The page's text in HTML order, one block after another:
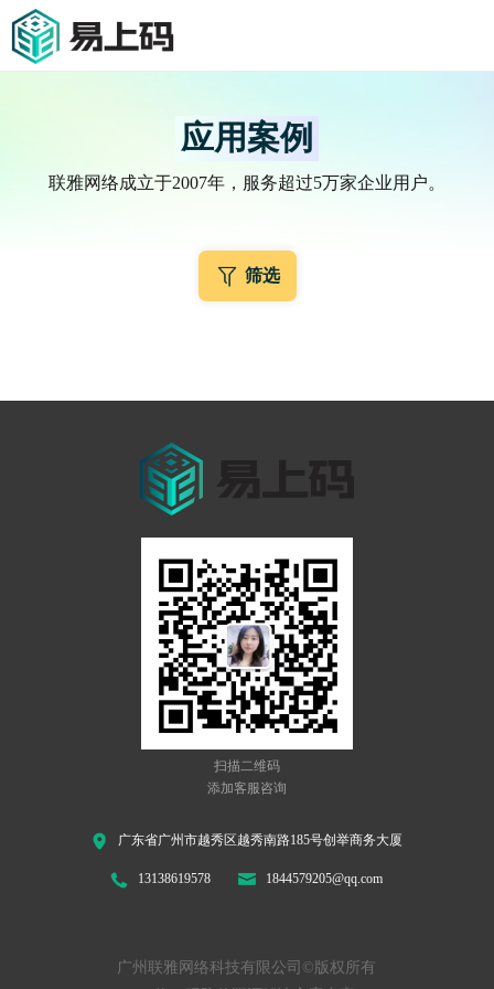
应用案例
联雅网络成立于2007年，服务超过5万家企业用户。
筛选
扫描二维码
添加客服咨询
广东省广州市越秀区越秀南路185号创举商务大厦
13138619578 1844579205@qq.com
广州联雅网络科技有限公司©版权所有